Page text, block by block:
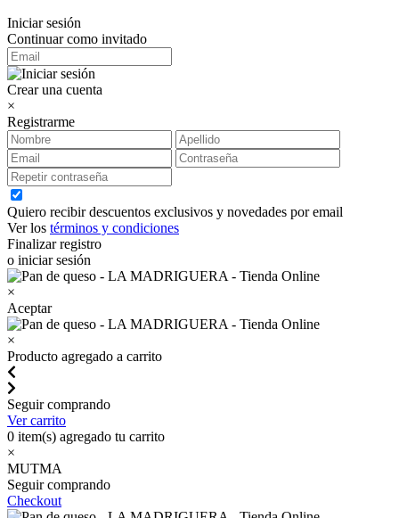
Iniciar sesión
Continuar como invitado
Crear una cuenta
×
Registrarme
Quiero recibir descuentos exclusivos y novedades por email
Ver los términos y condiciones
Finalizar registro
o iniciar sesión
×
Aceptar
×
Producto agregado a carrito
Seguir comprando
Ver carrito
0 item(s) agregado tu carrito
×
MUTMA
Seguir comprando
Checkout